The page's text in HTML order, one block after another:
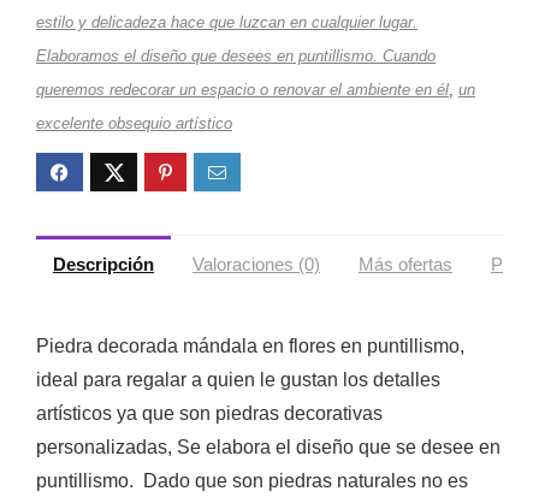
estilo y delicadeza hace que luzcan en cualquier lugar.
Elaboramos el diseño que desees en puntillismo. Cuando
queremos redecorar un espacio o renovar el ambiente en él, un
excelente obsequio artístico
Descripción Valoraciones (0) Más ofertas
Piedra decorada mándala en flores en puntillismo,
ideal para regalar a quien le gustan los detalles
artísticos ya que son piedras decorativas
personalizadas, Se elabora el diseño que se desee en
puntillismo. Dado que son piedras naturales no es